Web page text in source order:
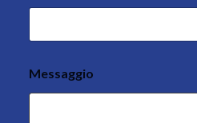
P
r
Messaggio